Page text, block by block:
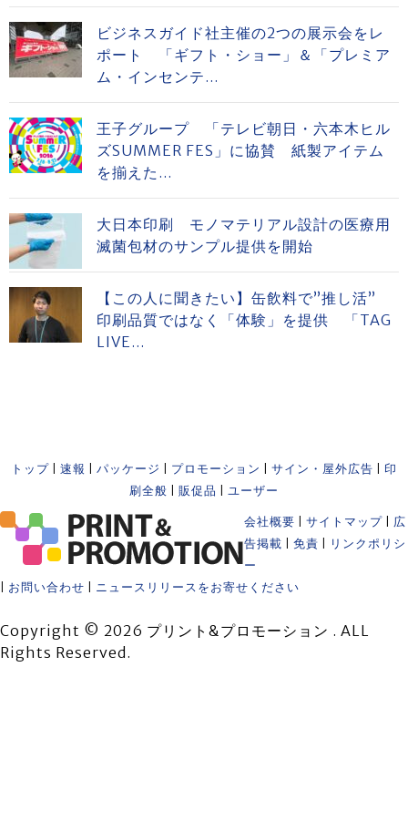
ビジネスガイド社主催の2つの展示会をレ
ポート 「ギフト・ショー」＆「プレミア
ム・インセンテ...
王子グループ 「テレビ朝日・六本木ヒル
ズSUMMER FES」に協賛 紙製アイテム
を揃えた...
大日本印刷 モノマテリアル設計の医療用
滅菌包材のサンプル提供を開始
【この人に聞きたい】缶飲料で”推し活”
印刷品質ではなく「体験」を提供 「TAG
LIVE...
トップ 速報 パッケージ プロモーション サイン・屋外広告
印
刷全般
販促品 ユーザー
会社概要 サイトマップ
広
告掲載
免責
リンクポリシ
ー
お問い合わせ ニュースリリースをお寄せください
Copyright © 2026 プリント&プロモーション . ALL
Rights Reserved.